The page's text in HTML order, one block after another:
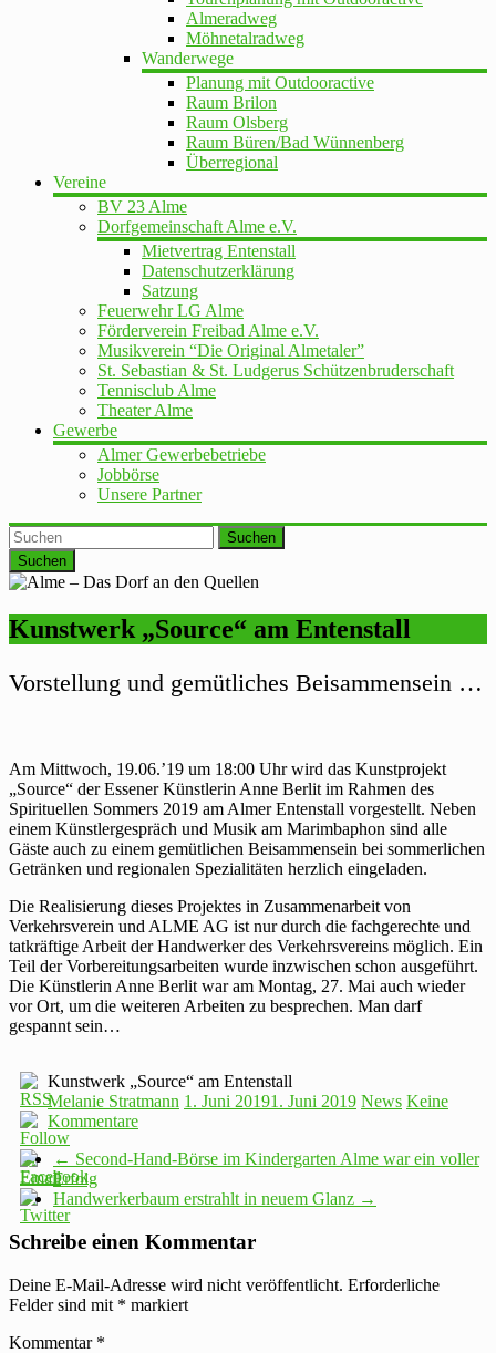
Almeradweg
Möhnetalradweg
Wanderwege
Planung mit Outdooractive
Raum Brilon
Raum Olsberg
Raum Büren/Bad Wünnenberg
Überregional
Vereine
BV 23 Alme
Dorfgemeinschaft Alme e.V.
Mietvertrag Entenstall
Datenschutzerklärung
Satzung
Feuerwehr LG Alme
Förderverein Freibad Alme e.V.
Musikverein “Die Original Almetaler”
St. Sebastian & St. Ludgerus Schützenbruderschaft
Tennisclub Alme
Theater Alme
Gewerbe
Almer Gewerbebetriebe
Jobbörse
Unsere Partner
Suchen
Kunstwerk „Source“ am Entenstall
Vorstellung und gemütliches Beisammensein …
Am Mittwoch, 19.06.’19 um 18:00 Uhr wird das Kunstprojekt
„Source“ der Essener Künstlerin Anne Berlit im Rahmen des
Spirituellen Sommers 2019 am Almer Entenstall vorgestellt. Neben
einem Künstlergespräch und Musik am Marimbaphon sind alle
Gäste auch zu einem gemütlichen Beisammensein bei sommerlichen
Getränken und regionalen Spezialitäten herzlich eingeladen.
Die Realisierung dieses Projektes in Zusammenarbeit von
Verkehrsverein und ALME AG ist nur durch die fachgerechte und
tatkräftige Arbeit der Handwerker des Verkehrsvereins möglich. Ein
Teil der Vorbereitungsarbeiten wurde inzwischen schon ausgeführt.
Die Künstlerin Anne Berlit war am Montag, 27. Mai auch wieder
vor Ort, um die weiteren Arbeiten zu besprechen. Man darf
gespannt sein…
Kunstwerk „Source“ am Entenstall
Melanie Stratmann 1. Juni 20191. Juni 2019 News Keine
Kommentare
← Second-Hand-Börse im Kindergarten Alme war ein voller
Erfolg
Handwerkerbaum erstrahlt in neuem Glanz →
Schreibe einen Kommentar
Deine E-Mail-Adresse wird nicht veröffentlicht. Erforderliche
Felder sind mit * markiert
Kommentar *